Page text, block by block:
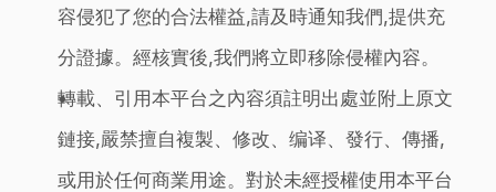
容侵犯了您的合法權益,請及時通知我們,提供充
分證據。經核實後,我們將立即移除侵權內容。
轉載、引用本平台之內容須註明出處並附上原文
鏈接,嚴禁擅自複製、修改、编译、發行、傳播,
或用於任何商業用途。對於未經授權使用本平台